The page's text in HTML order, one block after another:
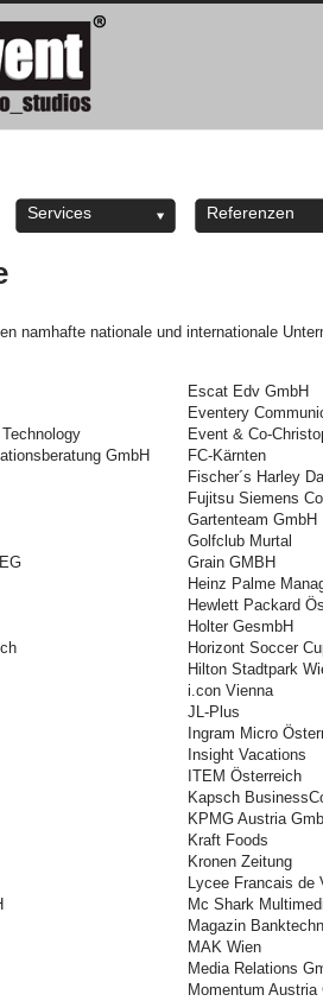
namhafte nationale und internationale
GmbH
Escat Edv GmbH
Eventery
Event & Co-
FC-Kärnten
Fischer´s Harley
Fujitsu Siemens
Gartenteam GmbH
Golfclub Murtal
Grain GMBH
Heinz Palme
Hewlett Packard
Holter GesmbH
Horizont Soccer
Hilton Stadtpark
i.con Vienna
JL-Plus
Ingram Micro
Insight Vacations
ITEM Österreich
Kapsch
KPMG Austria
Kraft Foods
Kronen Zeitung
Lycee Francais de
Mc Shark
Magazin
MAK Wien
Media Relations
Momentum Austria
Services Referenzen